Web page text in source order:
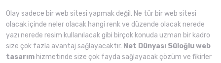
Olay sadece bir web sitesi yapmak değil. Ne tür bir web sitesi
olacak içinde neler olacak hangi renk ve düzende olacak nerede
yazı nerede resim kullanılacak gibi birçok konuda uzman bir kadro
size çok fazla avantaj sağlayacaktır. Net Dünyası Süloğlu web
tasarım hizmetinde size çok fayda sağlayacak çözüm ve fikirler